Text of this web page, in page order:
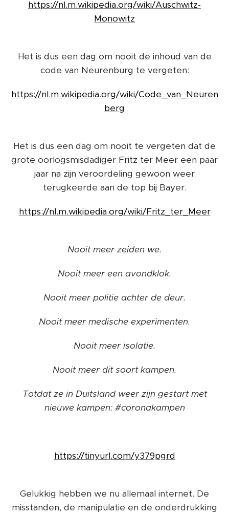
https://nl.m.wikipedia.org/wiki/Auschwitz-
Monowitz
Het is dus een dag om nooit de inhoud van de
code van Neurenburg te vergeten:
https://nl.m.wikipedia.org/wiki/Code_van_Neuren
berg
Het is dus een dag om nooit te vergeten dat de
grote oorlogsmisdadiger Fritz ter Meer een paar
jaar na zijn veroordeling gewoon weer
terugkeerde aan de top bij Bayer.
https://nl.m.wikipedia.org/wiki/Fritz_ter_Meer
Nooit meer zeiden we.
Nooit meer een avondklok.
Nooit meer politie achter de deur.
Nooit meer medische experimenten.
Nooit meer isolatie.
Nooit meer dit soort kampen.
Totdat ze in Duitsland weer zijn gestart met
nieuwe kampen: #coronakampen
https://tinyurl.com/y379pgrd
Gelukkig hebben we nu allemaal internet. De
misstanden, de manipulatie en de onderdrukking